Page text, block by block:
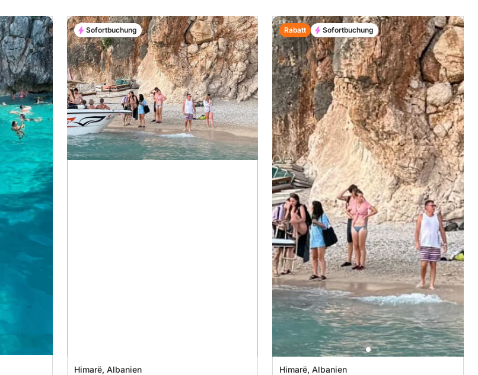
Himarë, Albanien
Sofortbuchung
Himarë, Albanien
Rabatt Sofortbuchung